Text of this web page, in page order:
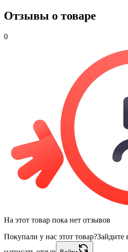
Отзывы о товаре
0
На этот товар пока нет отзывов
Покупали у нас этот товар?Зайдите